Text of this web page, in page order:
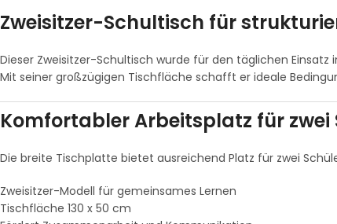
Zweisitzer-Schultisch für
Dieser Zweisitzer-Schultisch wurde für den täglichen
Mit seiner großzügigen Tischfläche schafft er ideale
Komfortabler Arbeitsplatz für zwei
Die breite Tischplatte bietet ausreichend Platz für zwei
Zweisitzer-Modell für gemeinsames Lernen
Tischfläche 130 x 50 cm